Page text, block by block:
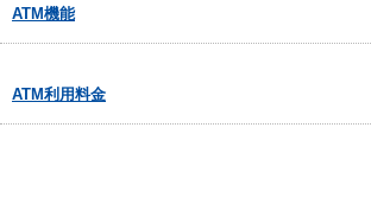
ATM機能
ATM利用料金